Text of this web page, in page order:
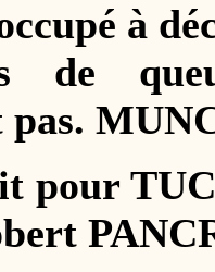
à
de
pas.